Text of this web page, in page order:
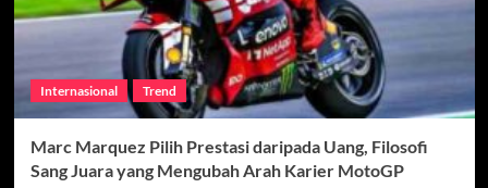
di
Tengah
Gemerlap
Internasional
Trend
Marc Marquez Pilih Prestasi daripada Uang, Filosofi
Sang Juara yang Mengubah Arah Karier MotoGP